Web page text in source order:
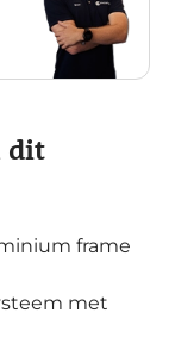
dit
frame
met